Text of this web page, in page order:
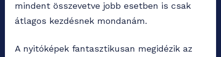
mindent összevetve jobb esetben is csak
átlagos kezdésnek mondanám.
A nyitóképek fantasztikusan megidézik az